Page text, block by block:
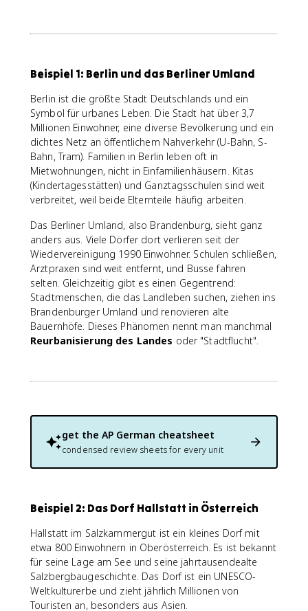
Beispiel 1: Berlin und das Berliner Umland
Berlin ist die größte Stadt Deutschlands und ein
Symbol für urbanes Leben. Die Stadt hat über 3,7
Millionen Einwohner, eine diverse Bevölkerung und ein
dichtes Netz an öffentlichem Nahverkehr (U-Bahn, S-
Bahn, Tram). Familien in Berlin leben oft in
Mietwohnungen, nicht in Einfamilienhäusern. Kitas
(Kindertagesstätten) und Ganztagsschulen sind weit
verbreitet, weil beide Elternteile häufig arbeiten.
Das Berliner Umland, also Brandenburg, sieht ganz
anders aus. Viele Dörfer dort verlieren seit der
Wiedervereinigung 1990 Einwohner. Schulen schließen,
Arztpraxen sind weit entfernt, und Busse fahren
selten. Gleichzeitig gibt es einen Gegentrend:
Stadtmenschen, die das Landleben suchen, ziehen ins
Brandenburger Umland und renovieren alte
Bauernhöfe. Dieses Phänomen nennt man manchmal
Reurbanisierung des Landes oder "Stadtflucht".
get the AP German cheatsheet
condensed review sheets for every unit
Beispiel 2: Das Dorf Hallstatt in Österreich
Hallstatt im Salzkammergut ist ein kleines Dorf mit
etwa 800 Einwohnern in Oberösterreich. Es ist bekannt
für seine Lage am See und seine jahrtausendealte
Salzbergbaugeschichte. Das Dorf ist ein UNESCO-
Weltkulturerbe und zieht jährlich Millionen von
Touristen an, besonders aus Asien.